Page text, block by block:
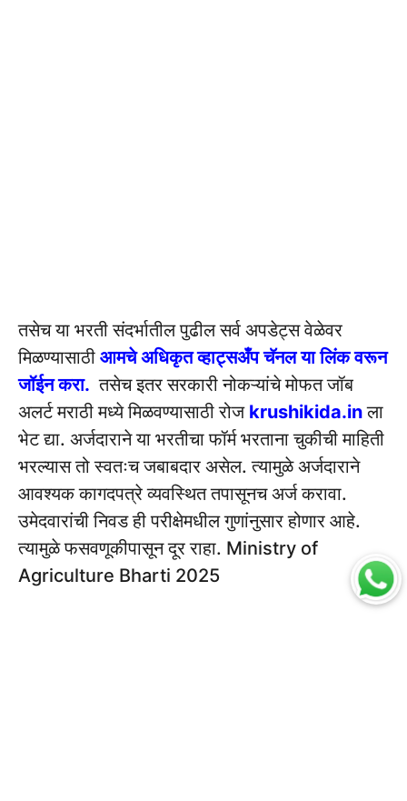
तसेच या भरती संदर्भातील पुढील सर्व अपडेट्स वेळेवर
मिळण्यासाठी आमचे अधिकृत व्हाट्सअँप चॅनल या लिंक वरून
जॉईन करा. तसेच इतर सरकारी नोकऱ्यांचे मोफत जॉब
अलर्ट मराठी मध्ये मिळवण्यासाठी रोज krushikida.inला
भेट द्या. अर्जदाराने या भरतीचा फॉर्म भरताना चुकीची माहिती
भरल्यास तो स्वतःच जबाबदार असेल. त्यामुळे अर्जदाराने
आवश्यक कागदपत्रे व्यवस्थित तपासूनच अर्ज करावा.
उमेदवारांची निवड ही परीक्षेमधील गुणांनुसार होणार आहे.
त्यामुळे फसवणूकीपासून दूर राहा. Ministry of
Agriculture Bharti 2025